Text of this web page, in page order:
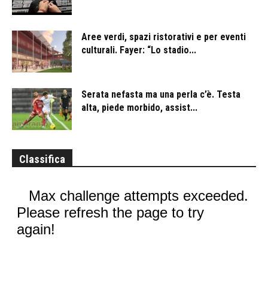
Aree verdi, spazi ristorativi e per eventi
culturali. Fayer: “Lo stadio...
Serata nefasta ma una perla c’è. Testa
alta, piede morbido, assist...
Classifica